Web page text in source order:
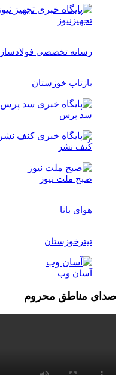
تجهیزنیوز
رسانه تخصصی
بازتاب خوزستان
سد پرس
کُنف نشر
صبح ملت نیوز
هوای بانا
تیترخوزستان
آسان وب
صدای مناطق محروم